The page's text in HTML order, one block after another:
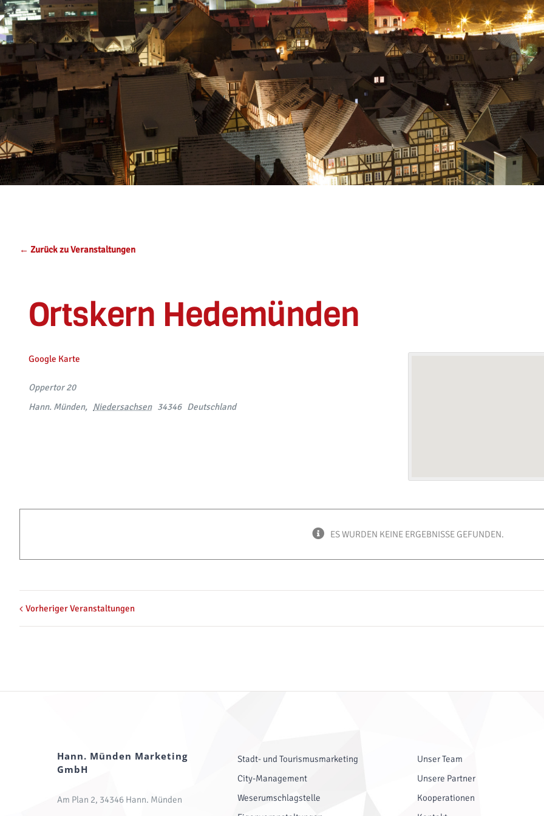
← Zurück zu Veranstaltungen
Ortskern Hedemünden
Google Karte
Oppertor 20
Hann. Münden, Niedersachsen 34346 Deutschland
ES WURDEN KEINE ERGEBNISSE GEFUNDEN.
Vorheriger Veranstaltungen
Hann. Münden Marketing
GmbH
Am Plan 2, 34346 Hann. Münden
Stadt- und Tourismusmarketing
City-Management
Weserumschlagstelle
Unser Team
Unsere Partner
Kooperationen